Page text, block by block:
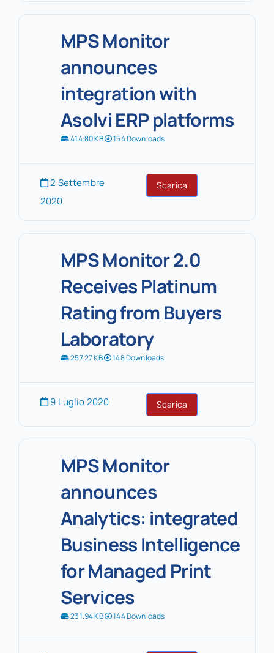
MPS Monitor
announces
integration with
Asolvi ERP platforms
414.80 KB 154 Downloads
2 Settembre
2020
Scarica
MPS Monitor 2.0
Receives Platinum
Rating from Buyers
Laboratory
257.27 KB 148 Downloads
9 Luglio 2020 Scarica
MPS Monitor
announces
Analytics: integrated
Business Intelligence
for Managed Print
Services
231.94 KB 144 Downloads